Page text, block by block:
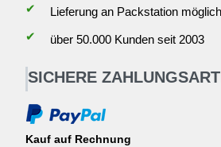
✔
Lieferung an Packstation möglich
✔
über 50.000 Kunden seit 2003
SICHERE
Kauf auf Rechnung